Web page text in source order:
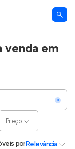
venda em
Preço
porRelevância